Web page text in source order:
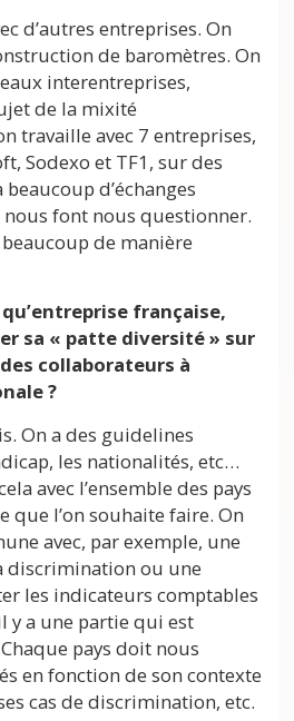
d’autres entreprises. On
de baromètres. On
interentreprises,
de la mixité
travaille avec 7 entreprises,
Sodexo et TF1, sur des
beaucoup d’échanges
font nous questionner.
de manière
française,
sa « patte diversité » sur
collaborateurs à
?
On a des guidelines
les nationalités, etc…
avec l’ensemble des pays
que l’on souhaite faire. On
avec, par exemple, une
discrimination ou une
les indicateurs comptables
y a une partie qui est
pays doit nous
en fonction de son contexte
cas de discrimination, etc.